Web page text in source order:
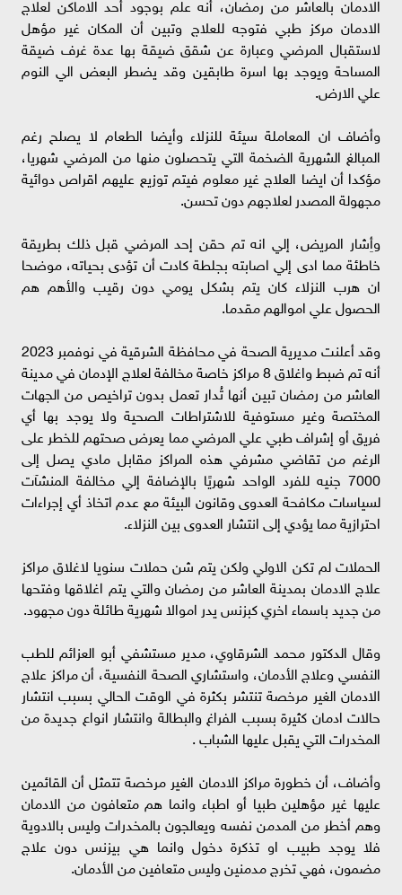
الادمان مركز طبي فتوجه للعلاج وتبين أن المكان غير مؤهل
لاستقبال المرضي وعبارة عن شقق ضيقة بها عدة غرف ضيقة
المساحة ويوجد بها اسرة طابقين وقد يضطر البعض الي النوم
علي الارض.
وأضاف ان المعاملة سيئة للنزلاء وأيضا الطعام لا يصلح رغم
المبالغ الشهرية الضخمة التي يتحصلون منها من المرضي شهريا،
مؤكدا أن ايضا العلاج غير معلوم فيتم توزيع عليهم اقراص دوائية
مجهولة المصدر لعلاجهم دون تحسن.
وأِشار المريض، إلي انه تم حقن إحد المرضي قبل ذلك بطريقة
خاطئة مما ادى إلي اصابته بجلطة كادت أن تؤدى بحياته، موضحا
ان هرب النزلاء كان يتم بشكل يومي دون رقيب والأهم هم
الحصول علي اموالهم مقدما.
وقد أعلنت مديرية الصحة في محافظة الشرقية في نوفمبر 2023
أنه تم ضبط واغلاق 8 مراكز خاصة مخالفة لعلاج الإدمان في مدينة
العاشر من رمضان تبين أنها تُدار تعمل بدون تراخيص من الجهات
المختصة وغير مستوفية للاشتراطات الصحية ولا يوجد بها أي
فريق أو إشراف طبي علي المرضي مما يعرض صحتهم للخطر على
الرغم من تقاضي مشرفي هذه المراكز مقابل مادي يصل إلى
7000 جنيه للفرد الواحد شهريًا بالإضافة إلي مخالفة المنشآت
لسياسات مكافحة العدوى وقانون البيئة مع عدم اتخاذ أي إجراءات
احترازية مما يؤدي إلى انتشار العدوى بين النزلاء.
الحملات لم تكن الاولي ولكن يتم شن حملات سنويا لاغلاق مراكز
علاج الادمان بمدينة العاشر من رمضان والتي يتم اغلاقها وفتحها
من جديد باسماء اخري كبزنس يدر اموالا شهرية طائلة دون مجهود.
وقال الدكتور محمد الشرقاوي، مدير مستشفي أبو العزائم للطب
النفسي وعلاج الأدمان، واستشاري الصحة النفسية، أن مراكز علاج
الادمان الغير مرخصة تنتشر بكثرة في الوقت الحالي بسبب انتشار
حالات ادمان كثيرة بسبب الفراغ والبطالة وانتشار انواع جديدة من
المخدرات التي يقبل عليها الشباب .
وأضاف، أن خطورة مراكز الادمان الغير مرخصة تتمثل أن القائمين
عليها غير مؤهلين طبيا أو اطباء وانما هم متعافون من الادمان
وهم أخطر من المدمن نفسه ويعالجون بالمخدرات وليس بالادوية
فلا يوجد طبيب او تذكرة دخول وانما هي بيزنس دون علاج
مضمون، فهي تخرج مدمنين وليس متعافين من الأدمان.